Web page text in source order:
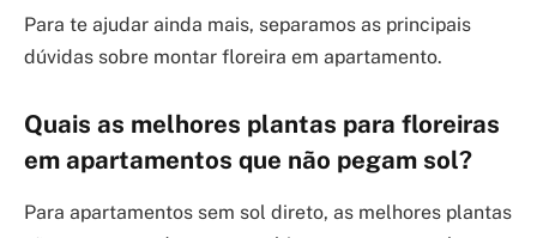
Para te ajudar ainda mais, separamos as principais
dúvidas sobre montar floreira em apartamento.
Quais as melhores plantas para floreiras
em apartamentos que não pegam sol?
Para apartamentos sem sol direto, as melhores plantas